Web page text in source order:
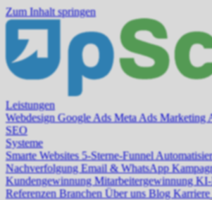
Zum Inhalt springen
Leistungen
WebdesignGoogle Ads Meta Ads Marketing
SEO
Systeme
Smarte Websites5-Sterne-Funnel
Nachverfolgung Email & WhatsApp
Kundengewinnung Mitarbeitergewinnung
Referenzen Branchen Über uns Blog Karriere